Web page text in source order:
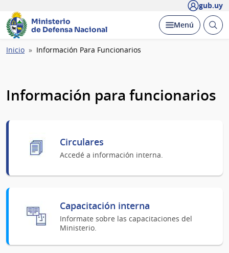
gub.uy
Ministerio
de Defensa Nacional
Desplegar
Menú Abrir
Ruta
Inicio Información Para Funcionarios
Información para funcionarios
Circulares
Accedé a información interna.
Capacitación interna
Informate sobre las capacitaciones del
Ministerio.